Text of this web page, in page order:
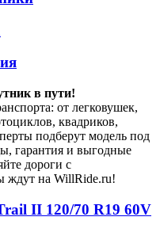
в пути!
от легковушек,
квадриков,
подберут модель под
гарантия и выгодные
дороги с
ждут на WillRide.ru!
II 120/70 R19 60V